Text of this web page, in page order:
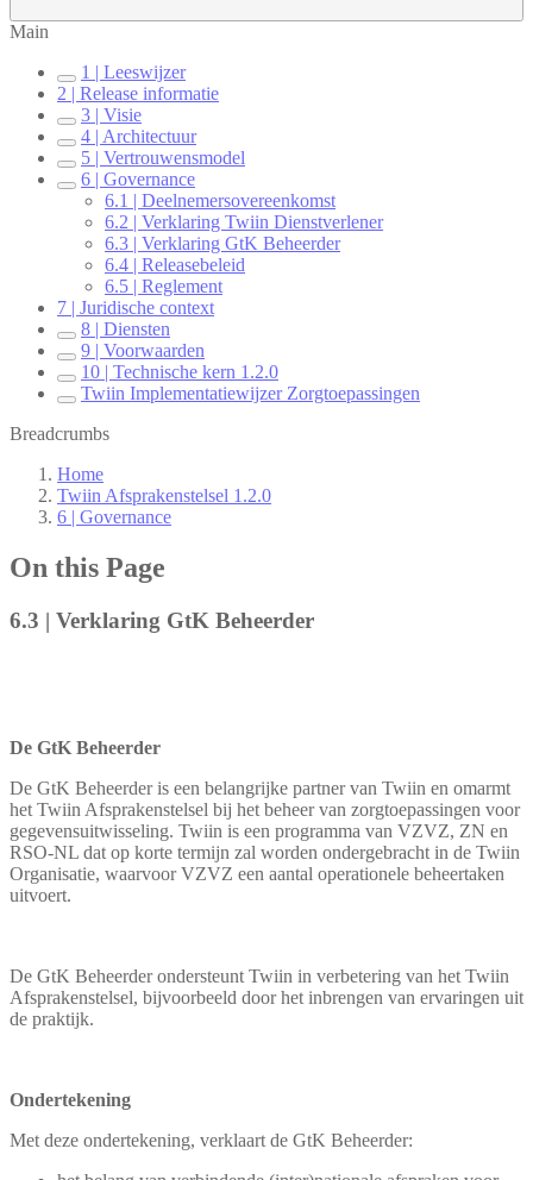
Main
1 | Leeswijzer
2 | Release informatie
3 | Visie
4 | Architectuur
5 | Vertrouwensmodel
6 | Governance
6.1 | Deelnemersovereenkomst
6.2 | Verklaring Twiin Dienstverlener
6.3 | Verklaring GtK Beheerder
6.4 | Releasebeleid
6.5 | Reglement
7 | Juridische context
8 | Diensten
9 | Voorwaarden
10 | Technische kern 1.2.0
Twiin Implementatiewijzer Zorgtoepassingen
Breadcrumbs
Home
Twiin Afsprakenstelsel 1.2.0
6 | Governance
On this Page
6.3 | Verklaring GtK Beheerder
De GtK Beheerder
De GtK Beheerder is een belangrijke partner van Twiin en omarmt
het Twiin Afsprakenstelsel bij het beheer van zorgtoepassingen voor
gegevensuitwisseling. Twiin is een programma van VZVZ, ZN en
RSO-NL dat op korte termijn zal worden ondergebracht in de Twiin
Organisatie, waarvoor VZVZ een aantal operationele beheertaken
uitvoert.
De GtK Beheerder ondersteunt Twiin in verbetering van het Twiin
Afsprakenstelsel, bijvoorbeeld door het inbrengen van ervaringen uit
de praktijk.
Ondertekening
Met deze ondertekening, verklaart de GtK Beheerder: